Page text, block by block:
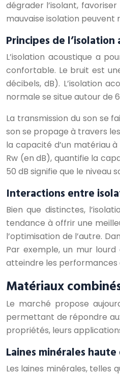
dégrader l’isolant,
mauvaise isolation peuvent
Principes de l’isolation
L’isolation acoustique a
confortable. Le bruit est
décibels, dB). L’isolation
normale se situe autour de
La transmission du son se
son se propage à travers
la capacité d’un matériau
Rw (en dB), quantifie la
50 dB signifie que le niveau
Interactions entre
Bien que distinctes,
tendance à offrir une
l’optimisation de l’autre.
Par exemple, un mur
atteindre les performances
Matériaux
Le marché propose
permettant de répondre
propriétés, leurs
Laines minérales
Les laines minérales,